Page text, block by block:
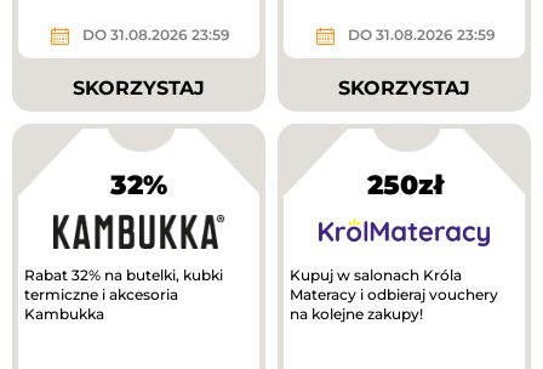
DO 31.08.2026 23:59
SKORZYSTAJ
DO 31.08.2026 23:59
SKORZYSTAJ
32%
Rabat 32% na butelki, kubki
termiczne i akcesoria
Kambukka
250zł
Kupuj w salonach Króla
Materacy i odbieraj vouchery
na kolejne zakupy!